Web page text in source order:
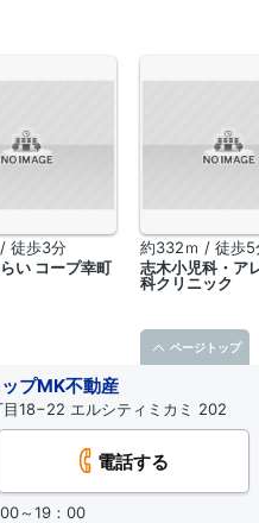
徒歩3分
い コープ幸町
約332ｍ / 徒歩5
志木小児科・ア
科クリニック
プMK不動産
18−22 エルシティミカミ 202
電話する
～19：00
ページトップ